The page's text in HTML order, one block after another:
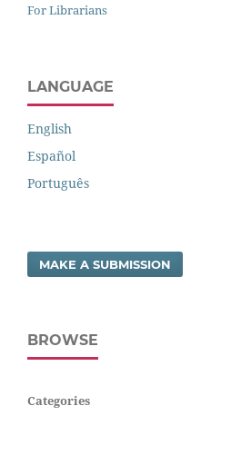
For Librarians
LANGUAGE
English
Español
Português
MAKE A SUBMISSION
BROWSE
Categories